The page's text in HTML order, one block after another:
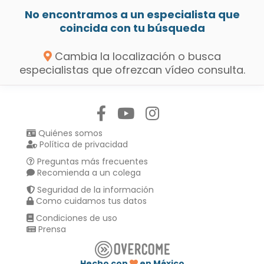
No encontramos a un especialista que
coincida con tu búsqueda
Cambia la localización o busca
especialistas que ofrezcan vídeo consulta.
Quiénes somos
Política de privacidad
Preguntas más frecuentes
Recomienda a un colega
Seguridad de la información
Como cuidamos tus datos
Condiciones de uso
Prensa